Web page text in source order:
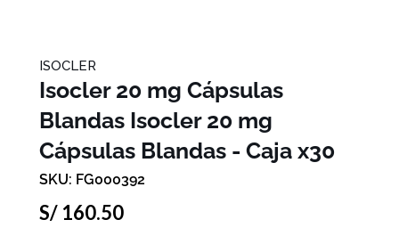
ISOCLER
Isocler 20 mg Cápsulas
Blandas Isocler 20 mg
Cápsulas Blandas - Caja x30
FG000392
S/ 160.50